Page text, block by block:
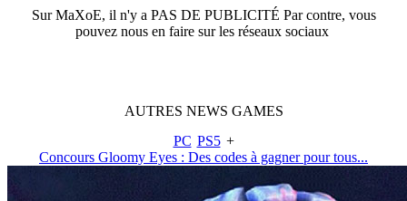
SurMaXoE, il n'y a PAS DE PUBLICITÉ Par contre, vous
pouvez nous en faire sur les réseaux sociaux
AUTRES NEWS GAMES
PC PS5 +
Concours Gloomy Eyes : Des codes à gagner pour tous...